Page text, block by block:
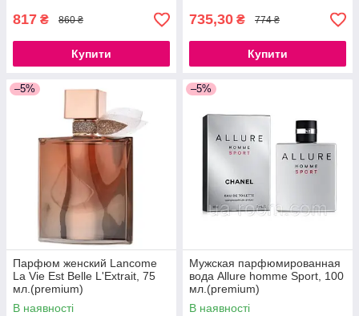
817 ₴ 860 ₴
Купити
735,30 ₴ 774 ₴
Купити
–5%
Парфюм женский Lancome
La Vie Est Belle L'Extrait, 75
мл.(premium)
В наявності
–5%
Мужская парфюмированная
вода Allure homme Sport, 100
мл.(premium)
В наявності